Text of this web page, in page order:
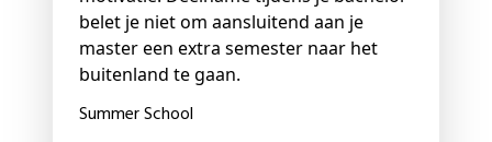
belet je niet om aansluitend aan je
master een extra semester naar het
buitenland te gaan.
Summer School